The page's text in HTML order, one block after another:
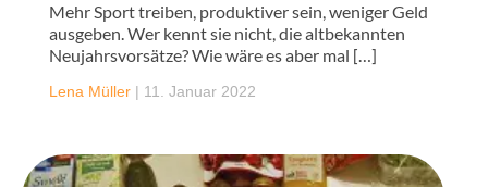
Mehr Sport treiben, produktiver sein, weniger Geld
ausgeben. Wer kennt sie nicht, die altbekannten
Neujahrsvorsätze? Wie wäre es aber mal […]
Lena Müller | 11. Januar 2022